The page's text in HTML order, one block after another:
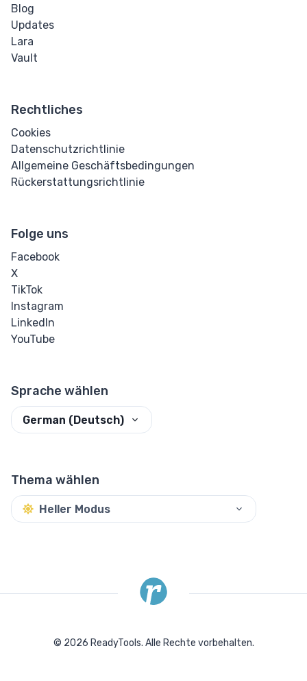
Generator
HTML Minifier
CSS-Beautifier
Generierte Buttons
Button-Generator
Blog
Updates
Lara
Vault
Rechtliches
Cookies
Datenschutzrichtlinie
Allgemeine Geschäftsbedingungen
Rückerstattungsrichtlinie
Folge uns
Facebook
X
TikTok
Instagram
LinkedIn
YouTube
Sprache wählen
German (Deutsch)
Thema wählen
Heller Modus
© 2026 ReadyTools. Alle Rechte vorbehalten.